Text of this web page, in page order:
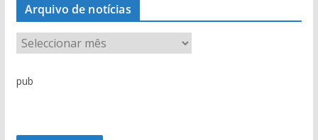
Arquivo de notícias
r
pub